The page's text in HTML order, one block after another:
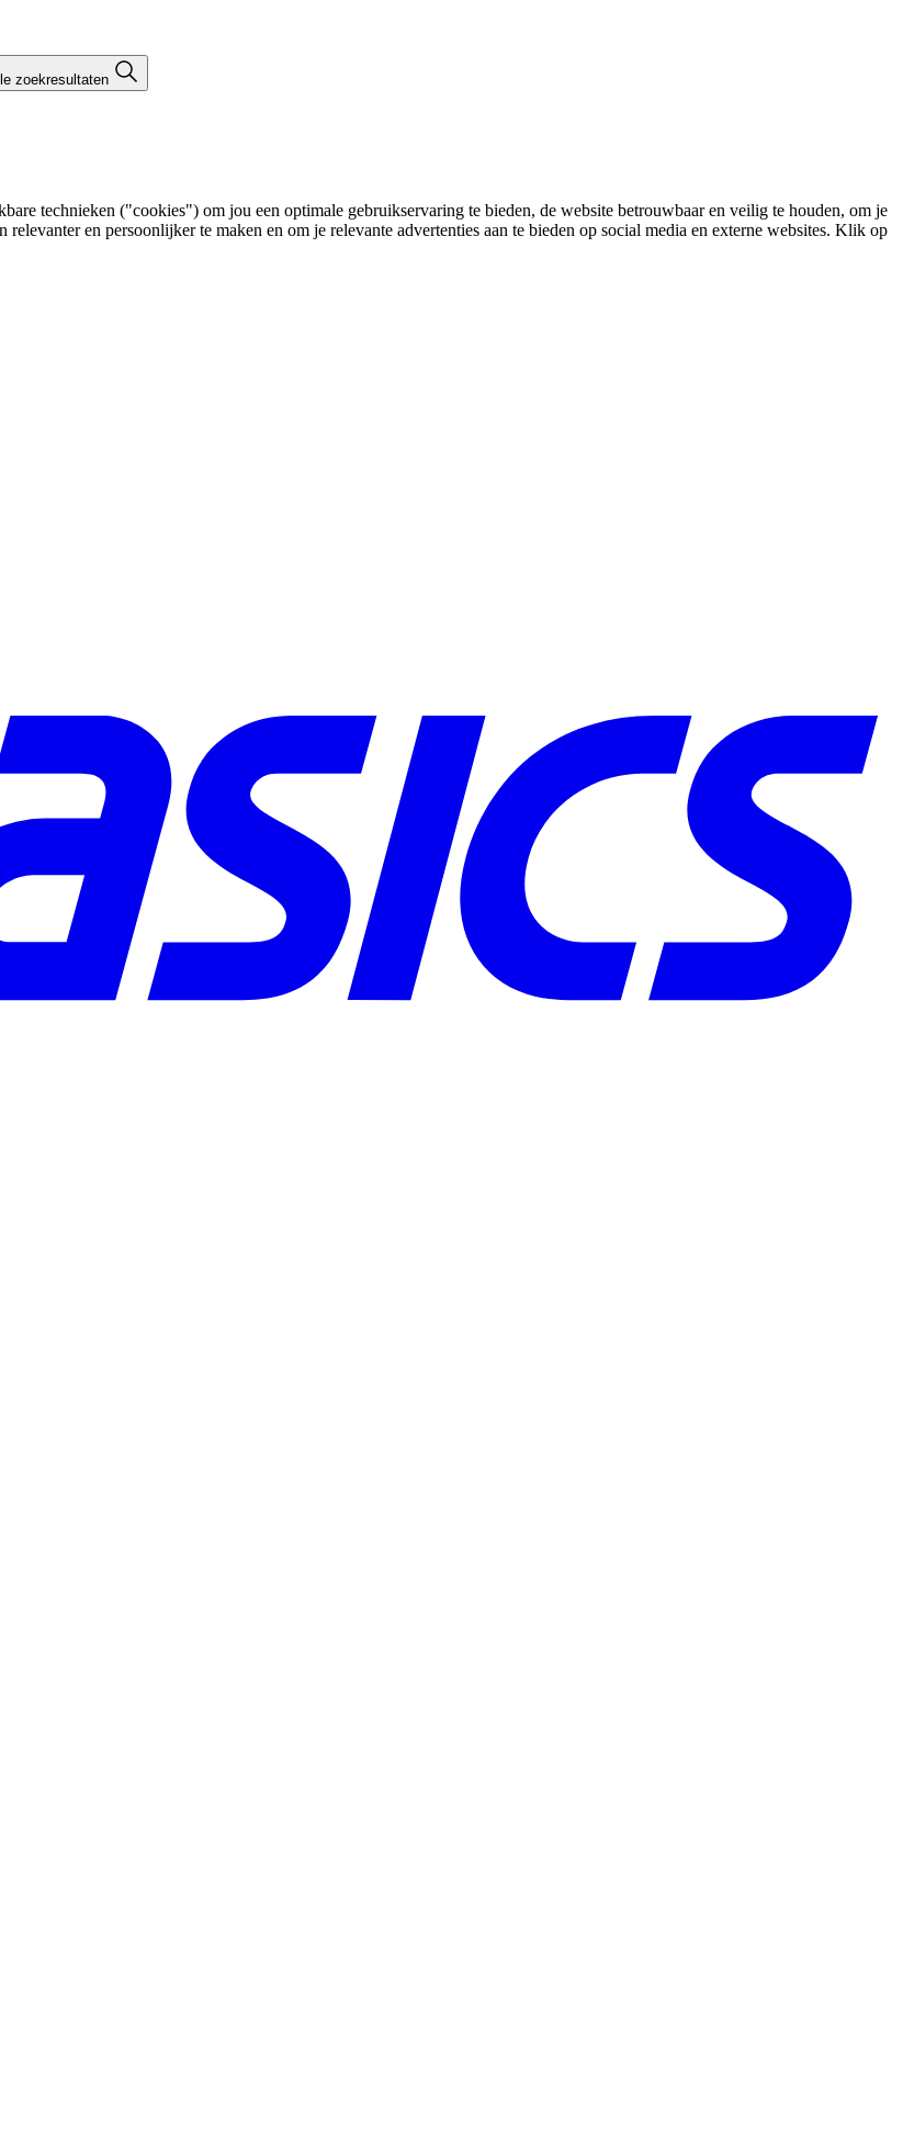
zoekresultaten
technieken ("cookies") om jou een optimale gebruikservaring te bieden, de website betrouwbaar en veilig te houden, om je
en persoonlijker te maken en om je relevante advertenties aan te bieden op social media en externe websites. Klik op